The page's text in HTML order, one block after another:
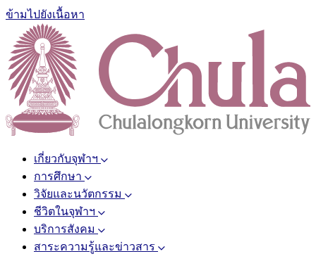
ข้ามไปยังเนื้อหา
เกี่ยวกับจุฬาฯ
การศึกษา
วิจัยและนวัตกรรม
ชีวิตในจุฬาฯ
บริการสังคม
สาระความรู้และข่าวสาร